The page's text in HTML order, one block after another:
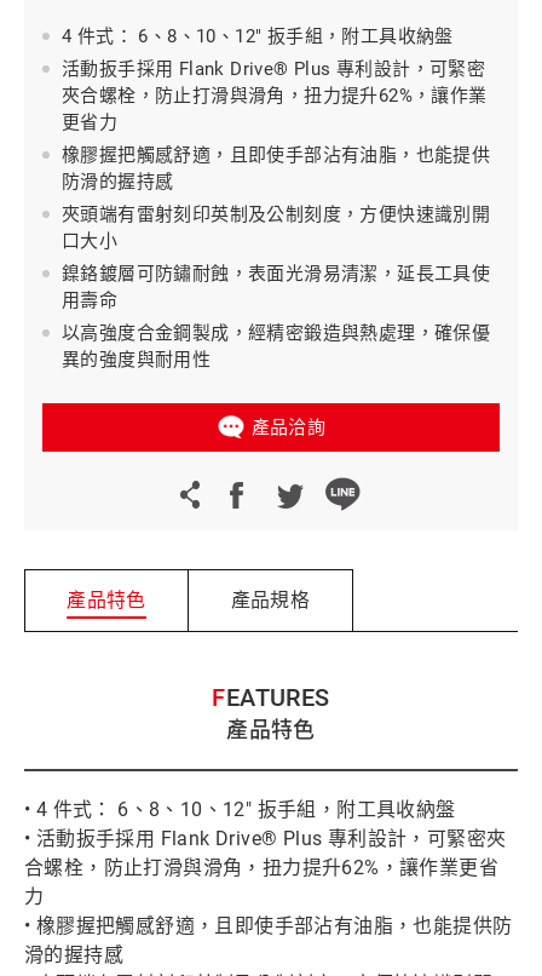
4 件式： 6、8、10、12" 扳手組，附工具收納盤
活動扳手採用 Flank Drive® Plus 專利設計，可緊密
夾合螺栓，防止打滑與滑角，扭力提升62%，讓作業
更省力
橡膠握把觸感舒適，且即使手部沾有油脂，也能提供
防滑的握持感
夾頭端有雷射刻印英制及公制刻度，方便快速識別開
口大小
鎳鉻鍍層可防鏽耐蝕，表面光滑易清潔，延長工具使
用壽命
以高強度合金鋼製成，經精密鍛造與熱處理，確保優
異的強度與耐用性
產品洽詢
產品特色 產品規格
FEATURES
產品特色
• 4 件式： 6、8、10、12" 扳手組，附工具收納盤
• 活動扳手採用 Flank Drive® Plus 專利設計，可緊密夾
合螺栓，防止打滑與滑角，扭力提升62%，讓作業更省
力
• 橡膠握把觸感舒適，且即使手部沾有油脂，也能提供防
滑的握持感